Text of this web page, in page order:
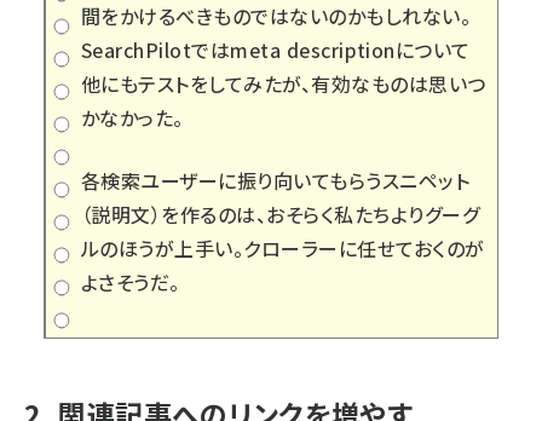
間をかけるべきものではないのかもしれない。
SearchPilotではmeta descriptionについて
他にもテストをしてみたが、有効なものは思いつ
かなかった。
各検索ユーザーに振り向いてもらうスニペット
（説明文）を作るのは、おそらく私たちよりグーグ
ルのほうが上手い。クローラーに任せておくのが
よさそうだ。